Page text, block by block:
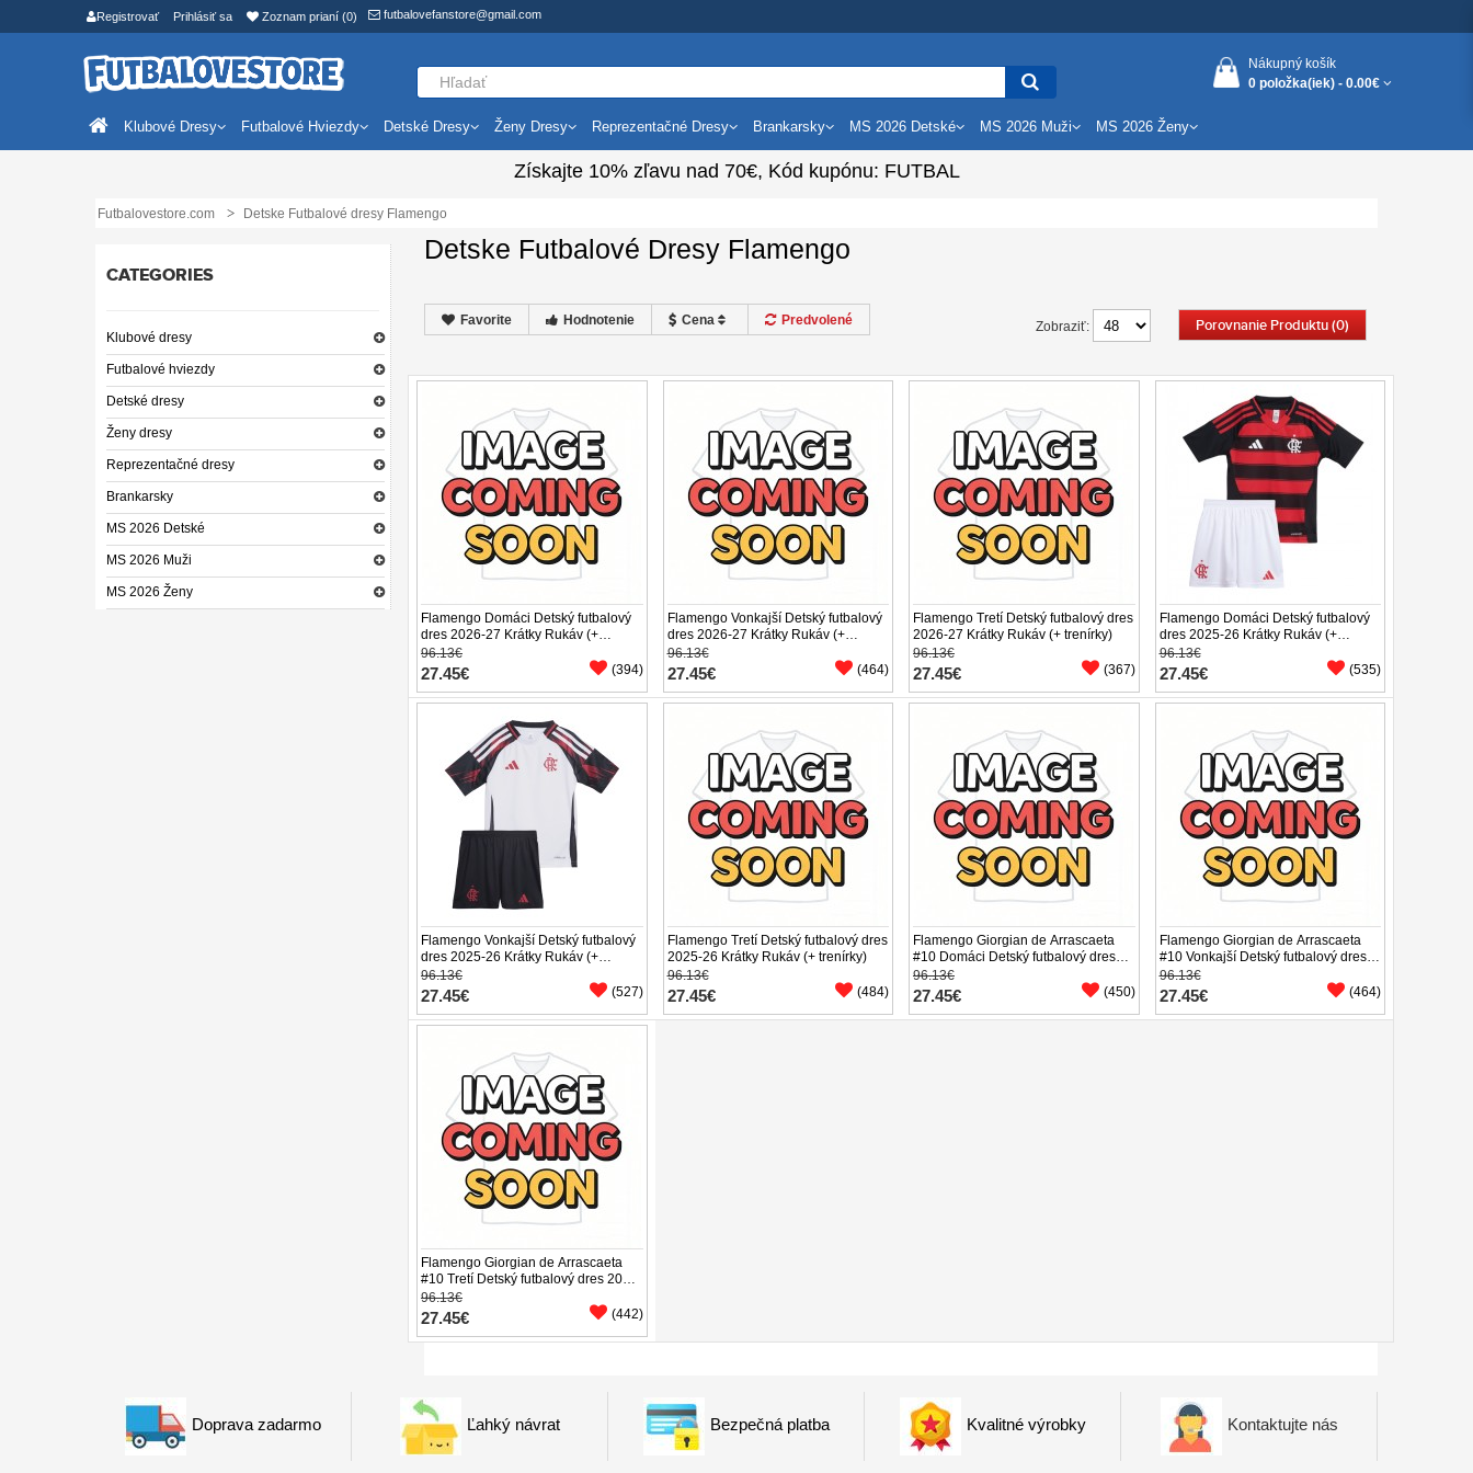
Registrovať Prihlásiť sa Zoznam prianí (0) futbalovefanstore@gmail.com
Nákupný košík
0 položka(iek) - 0.00€
Klubové Dresy Futbalové Hviezdy Detské Dresy Ženy Dresy Reprezentačné Dresy Brankarsky MS 2026 Detské MS 2026 Muži MS 2026 Ženy
Získajte 10%zľavu nad 70€, Kód kupónu: FUTBAL
Futbalovestore.com Detske Futbalové dresy Flamengo
CATEGORIES
Klubové dresy
Futbalové hviezdy
Detské dresy
Ženy dresy
Reprezentačné dresy
Brankarsky
MS 2026 Detské
MS 2026 Muži
MS 2026 Ženy
Detske Futbalové Dresy Flamengo
Porovnanie Produktu (0)
Zobraziť:
Favorite Hodnotenie Cena Predvolené
Flamengo Domáci Detský futbalový
dres 2026-27 Krátky Rukáv (+
trenírky)
96.13€
27.45€ (394)
Flamengo Vonkajší Detský futbalový
dres 2026-27 Krátky Rukáv (+
trenírky)
96.13€
27.45€ (464)
Flamengo Tretí Detský futbalový dres
2026-27 Krátky Rukáv (+ trenírky)
96.13€
27.45€ (367)
Flamengo Domáci Detský futbalový
dres 2025-26 Krátky Rukáv (+
trenírky)
96.13€
27.45€ (535)
Flamengo Vonkajší Detský futbalový
dres 2025-26 Krátky Rukáv (+
trenírky)
96.13€
27.45€ (527)
Flamengo Tretí Detský futbalový dres
2025-26 Krátky Rukáv (+ trenírky)
96.13€
27.45€ (484)
Flamengo Giorgian de Arrascaeta
#10 Domáci Detský futbalový dres
2025-26 Krátky Rukáv (+ trenírky)
96.13€
27.45€ (450)
Flamengo Giorgian de Arrascaeta
#10 Vonkajší Detský futbalový dres
2025-26 Krátky Rukáv (+ trenírky)
96.13€
27.45€ (464)
Flamengo Giorgian de Arrascaeta
#10 Tretí Detský futbalový dres 2025-
26 Krátky Rukáv (+ trenírky)
96.13€
27.45€ (442)
Doprava zadarmo Ľahký návrat Bezpečná platba Kvalitné výrobky Kontaktujte nás